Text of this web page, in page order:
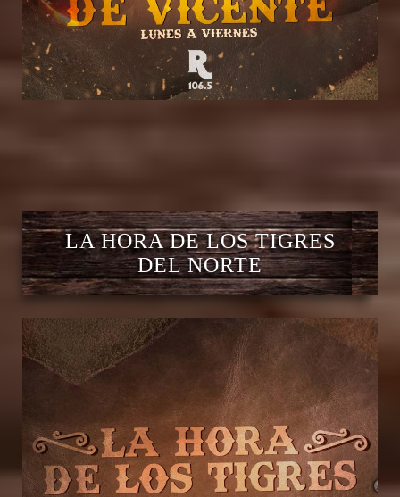
LA HORA DE LOS TIGRES
DEL NORTE